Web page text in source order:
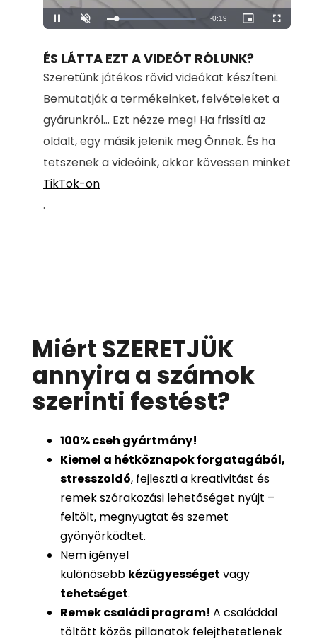
Pause Unmute Loaded:
100.00%
Remaining
-0:19
Picture-
in-
Fullscreen
ÉS LÁTTA EZT A VIDEÓT RÓLUNK?
Szeretünk játékos rövid videókat készíteni.
Bemutatják a termékeinket, felvételeket a
gyárunkról... Ezt nézze meg! Ha frissíti az
oldalt, egy másik jelenik meg Önnek. És ha
tetszenek a videóink, akkor kövessen minket
TikTok-on
.
Miért SZERETJÜK
annyira a számok
szerinti festést?
100%cseh gyártmány!
Kiemel a hétköznapok forgatagából,
stresszoldó, fejleszti a kreativitást és
remek szórakozási lehetőséget nyújt –
feltölt, megnyugtat és szemet
gyönyörködtet.
Nem igényel
különösebb kézügyességet vagy
tehetséget.
Remek családi program! A családdal
töltött közös pillanatok felejthetetlenek